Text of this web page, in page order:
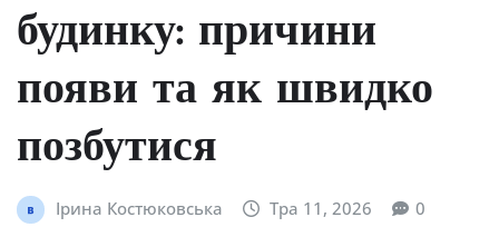
будинку: причини
появи та як швидко
позбутися
Ірина Костюковська Тра 11, 2026 0